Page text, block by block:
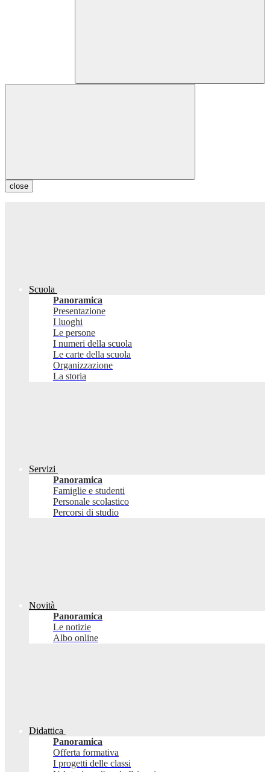
close
Scuola
Panoramica
Presentazione
I luoghi
Le persone
I numeri della scuola
Le carte della scuola
Organizzazione
La storia
Servizi
Panoramica
Famiglie e studenti
Personale scolastico
Percorsi di studio
Novità
Panoramica
Le notizie
Albo online
Didattica
Panoramica
Offerta formativa
I progetti delle classi